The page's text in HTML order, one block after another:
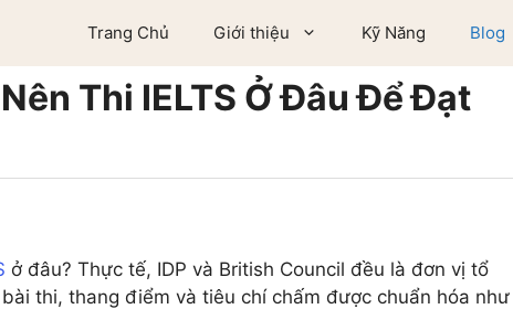
Trang Chủ Giới thiệu Kỹ Năng Blog
Thi IELTS Ở Đâu Để Đạt
ở đâu? Thực tế, IDP và British Council đều là đơn vị tổ
thi, thang điểm và tiêu chí chấm được chuẩn hóa như